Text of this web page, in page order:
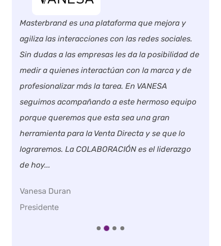
Masterbrand es una plataforma que mejora y
agiliza las interacciones con las redes sociales.
Sin dudas a las empresas les da la posibilidad de
medir a quienes interactúan con la marca y de
profesionalizar más la tarea. En VANESA
seguimos acompañando a este hermoso equipo
porque queremos que esta sea una gran
herramienta para la Venta Directa y se que lo
lograremos. La COLABORACIÓN es el liderazgo
de hoy...
Vanesa Duran
Presidente